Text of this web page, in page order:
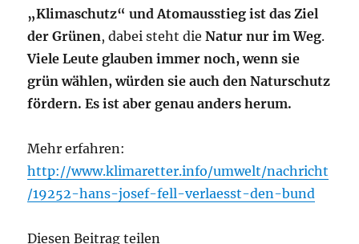
„Klimaschutz“ und Atomausstieg ist das Ziel
der Grünen, dabei steht dieNatur nur im Weg.
Viele Leute glauben immer noch, wenn sie
grün wählen, würden sie auch den Naturschutz
fördern. Es ist aber genau anders herum.
Mehr erfahren:
http://www.klimaretter.info/umwelt/nachricht
/19252-hans-josef-fell-verlaesst-den-bund
Diesen Beitrag teilen